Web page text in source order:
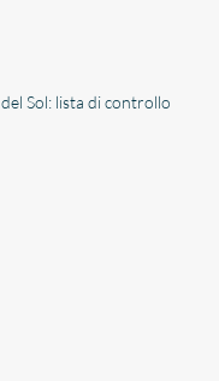
Sol: lista di controllo